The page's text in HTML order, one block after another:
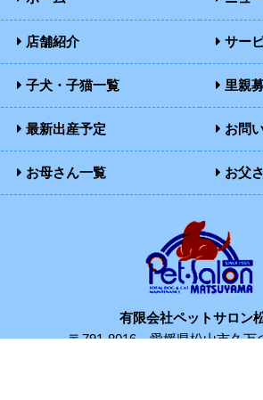
店舗紹介 サー
子犬・子猫一覧 里親
最新出産予定 お問
お母さん一覧 お父
有限会社ペットサロン
〒791-8016愛媛県松山市久万